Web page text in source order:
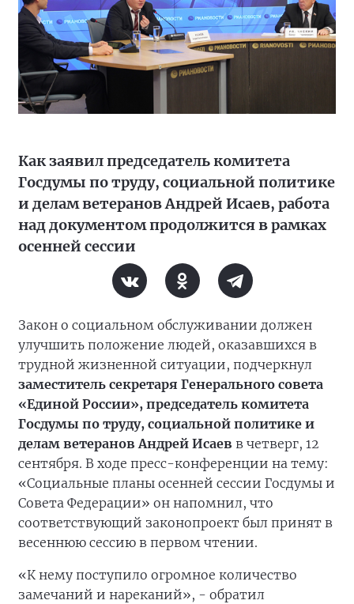
Как заявил председатель комитета
Госдумы по труду, социальной политике
и делам ветеранов Андрей Исаев, работа
над документом продолжится в рамках
осенней сессии
Закон о социальном обслуживании должен
улучшить положение людей, оказавшихся в
трудной жизненной ситуации, подчеркнул
заместитель секретаря Генерального совета
«Единой России», председатель комитета
Госдумы по труду, социальной политике и
делам ветеранов Андрей Исаев в четверг, 12
сентября. В ходе пресс-конференции на тему:
«Социальные планы осенней сессии Госдумы и
Совета Федерации» он напомнил, что
соответствующий законопроект был принят в
весеннюю сессию в первом чтении.
«К нему поступило огромное количество
замечаний и нареканий», - обратил